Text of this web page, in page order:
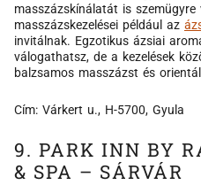
masszázskínálatát is
masszázskezelései például az
invitálnak. Egzotikus ázsiai
válogathatsz, de a kezelések
balzsamos masszázst és
Cím: Várkert u., H-5700, Gyula
9. PARK INN BY
& SPA – SÁRVÁR